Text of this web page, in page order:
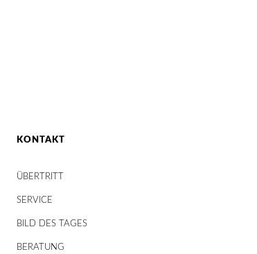
KONTAKT
ÜBERTRITT
SERVICE
BILD DES TAGES
BERATUNG